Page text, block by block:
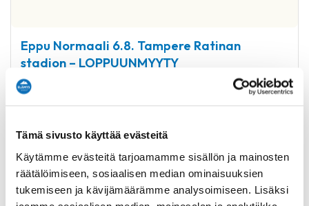
Tämä sivusto käyttää evästeitä
Käytämme evästeitä tarjoamamme sisällön ja mainosten
räätälöimiseen, sosiaalisen median ominaisuuksien
tukemiseen ja kävijämäärämme analysoimiseen. Lisäksi
Eppu Normaali 6.8. Tampere Ratinan
stadion – LOPPUUNMYYTY
Hotellipaketti sisältää yhden yön majoituksen
toimitetaan sähköpostitse viimeistään 3 viikkoa
ennen konsertin alkua.
Voit valita myös VIP-lipun tai paikan Jee Jee -
seisomokatsomosta varauksen seuraavassa